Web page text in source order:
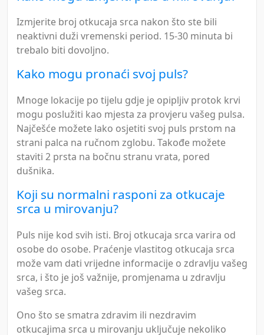
Izmjerite broj otkucaja srca nakon što ste bili
neaktivni duži vremenski period. 15-30 minuta bi
trebalo biti dovoljno.
Kako mogu pronaći svoj puls?
Mnoge lokacije po tijelu gdje je opipljiv protok krvi
mogu poslužiti kao mjesta za provjeru vašeg pulsa.
Najčešće možete lako osjetiti svoj puls prstom na
strani palca na ručnom zglobu. Takođe možete
staviti 2 prsta na bočnu stranu vrata, pored
dušnika.
Koji su normalni rasponi za otkucaje
srca u mirovanju?
Puls nije kod svih isti. Broj otkucaja srca varira od
osobe do osobe. Praćenje vlastitog otkucaja srca
može vam dati vrijedne informacije o zdravlju vašeg
srca, i što je još važnije, promjenama u zdravlju
vašeg srca.
Ono što se smatra zdravim ili nezdravim
otkucajima srca u mirovanju uključuje nekoliko